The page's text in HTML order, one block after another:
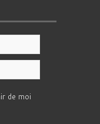
de moi